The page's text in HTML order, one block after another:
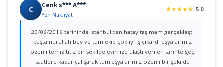
C Cenk s*** A***
Yön Nakliyat
★★★★★ 5.0
20/06/2016 tarihinde İstanbul dan hatay taşımam gerçekleşti
başta nurullah bey ve tüm ekip çok iyi iş çıkardı eşyalarımız
özenli temiz titiz bir şekilde evimize ulaştı verilen tarihte geç
saatlere kadar çalışarak tüm eşyalarımız özenli bir şekilde